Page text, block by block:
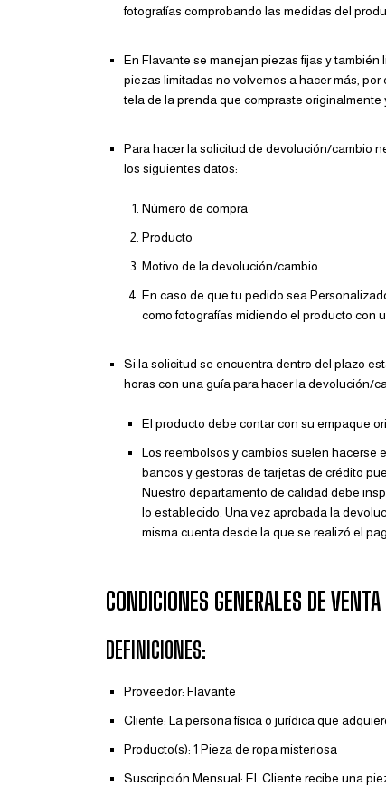
fotografías comprobando las medidas del
En Flavante se manejan piezas fijas y
piezas limitadas no volvemos a hacer más,
tela de la prenda que compraste
Para hacer la solicitud de devolución/cambio
los siguientes datos:
Número de compra
Producto
Motivo de la devolución/cambio
En caso de que tu pedido sea
como fotografías midiendo el producto con
Si la solicitud se encuentra dentro del plazo
horas con una guía para hacer la devolución/
El producto debe contar con su empaque
Los reembolsos y cambios suelen hacerse
bancos y gestoras de tarjetas de crédito
Nuestro departamento de calidad debe
lo establecido. Una vez aprobada la
misma cuenta desde la que se realizó el
CONDICIONES GENERALES DE
DEFINICIONES:
Proveedor: Flavante
Cliente: La persona física o jurídica que
Producto(s): 1 Pieza de ropa misteriosa
Suscripción Mensual: El Cliente recibe una